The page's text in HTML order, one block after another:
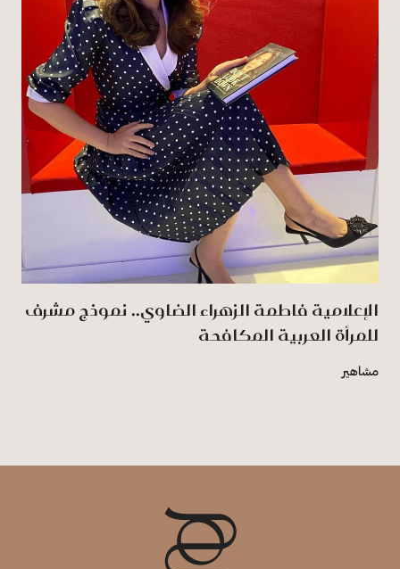
الإعلامية فاطمة الزهراء الضاوي.. نموذج مشرف
للمرأة العربية المكافحة
مشاهير